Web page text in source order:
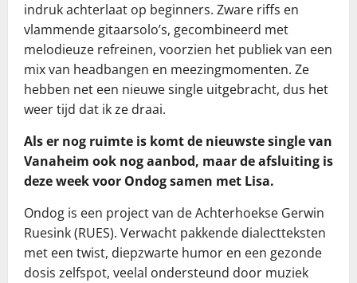
indruk achterlaat op beginners. Zware riffs en
vlammende gitaarsolo’s, gecombineerd met
melodieuze refreinen, voorzien het publiek van een
mix van headbangen en meezingmomenten. Ze
hebben net een nieuwe single uitgebracht, dus het
weer tijd dat ik ze draai.
Als er nog ruimte is komt de nieuwste single van
Vanaheim ook nog aanbod, maar de afsluiting is
deze week voor Ondog samen met Lisa.
Ondog is een project van de Achterhoekse Gerwin
Ruesink (RUES). Verwacht pakkende dialectteksten
met een twist, diepzwarte humor en een gezonde
dosis zelfspot, veelal ondersteund door muziek